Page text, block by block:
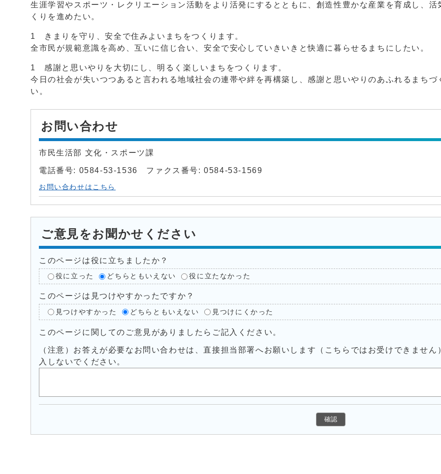
生涯学習やスポーツ・レクリエーション活動をより活発にするとともに、創造性豊かな産業を育成し、活
くりを進めたい。
1 きまりを守り、安全で住みよいまちをつくります。
全市民が規範意識を高め、互いに信じ合い、安全で安心していきいきと快適に暮らせるまちにしたい。
1 感謝と思いやりを大切にし、明るく楽しいまちをつくります。
今日の社会が失いつつあると言われる地域社会の連帯や絆を再構築し、感謝と思いやりのあふれるまちづ
い。
お問い合わせ
市民生活部 文化・スポーツ課
電話番号: 0584-53-1536 ファクス番号: 0584-53-1569
お問い合わせはこちら
ご意見をお聞かせください
このページは役に立ちましたか？
役に立った どちらともいえない 役に立たなかった
このページは見つけやすかったですか？
見つけやすかった どちらともいえない 見つけにくかった
このページに関してのご意見がありましたらご記入ください。
（注意）お答えが必要なお問い合わせは、直接担当部署へお願いします（こちらではお受けできませ
入しないでください。